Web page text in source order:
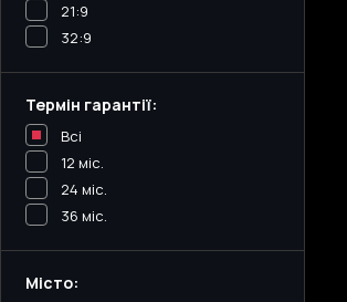
21:9
32:9
Термін гарантії:
Всі
12 міс.
24 міс.
36 міс.
Місто: